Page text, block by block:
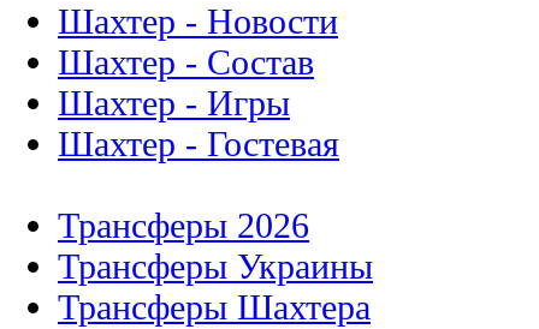
Шахтер - Новости
Шахтер - Состав
Шахтер - Игры
Шахтер - Гостевая
Трансферы 2026
Трансферы Украины
Трансферы Шахтера